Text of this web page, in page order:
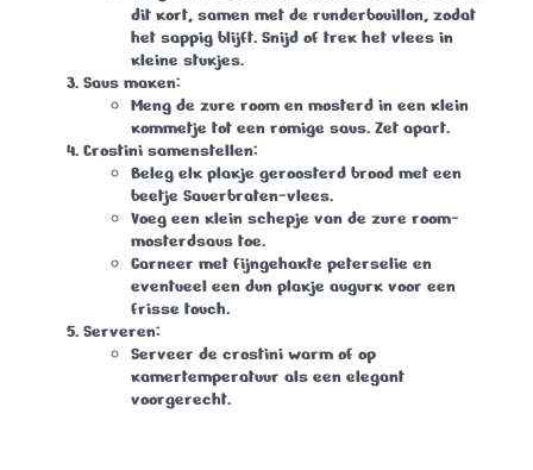
dit kort, samen met de runderbouillon, zodat
het sappig blijft. Snijd of trek het vlees in
kleine stukjes.
Saus maken:
Meng de zure room en mosterd in een klein
kommetje tot een romige saus. Zet apart.
Crostini samenstellen:
Beleg elk plakje geroosterd brood met een
beetje Sauerbraten-vlees.
Voeg een klein schepje van de zure room-
mosterdsaus toe.
Garneer met fijngehakte peterselie en
eventueel een dun plakje augurk voor een
frisse touch.
Serveren:
Serveer de crostini warm of op
kamertemperatuur als een elegant
voorgerecht.